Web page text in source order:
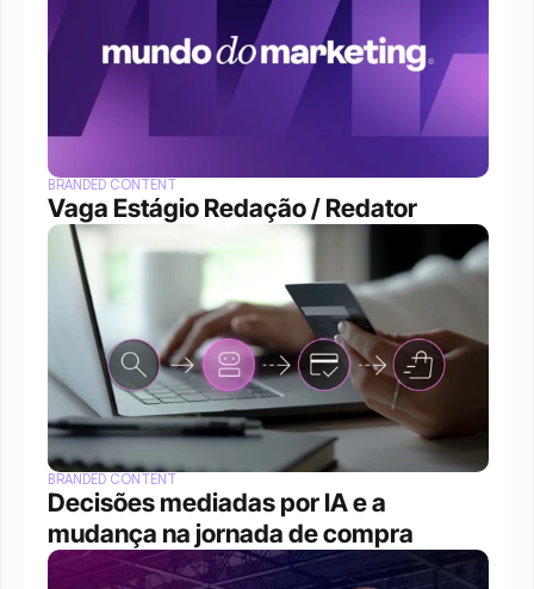
BRANDED CONTENT
Vaga Estágio Redação / Redator
BRANDED CONTENT
Decisões mediadas por IA e a
mudança na jornada de compra